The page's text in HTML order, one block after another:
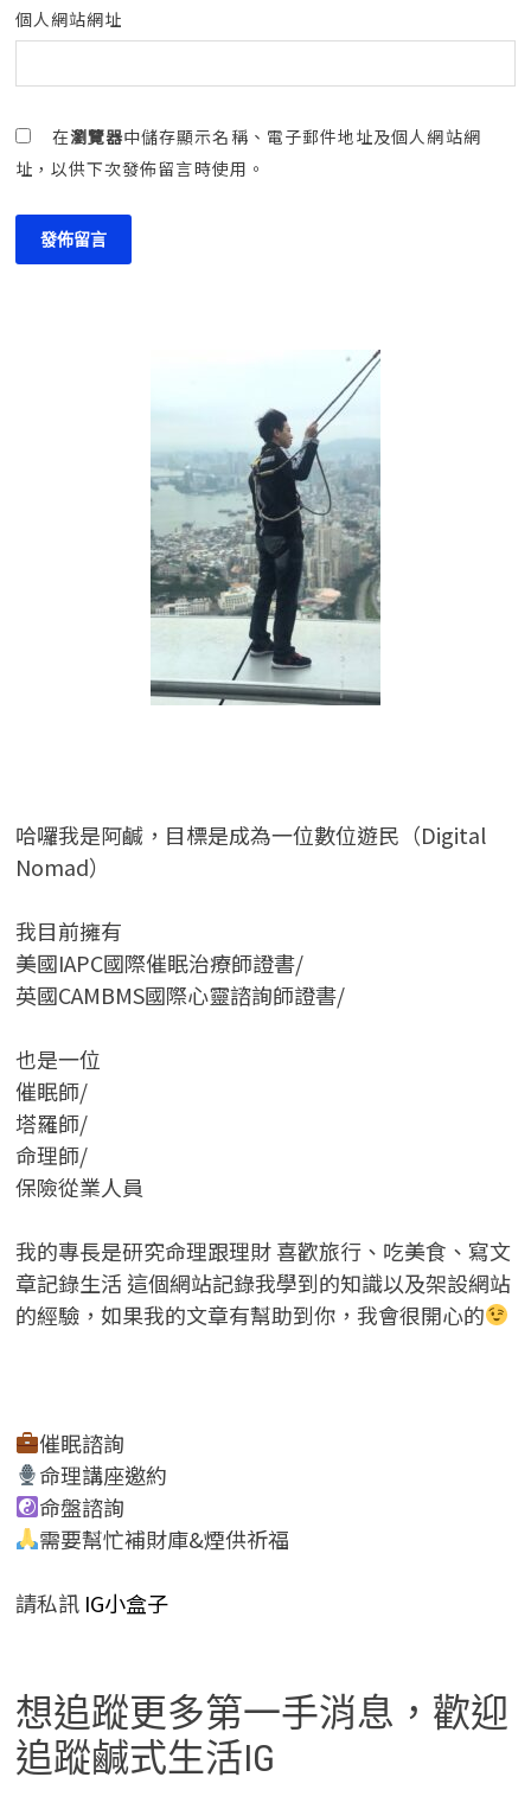
個人網站網址
在瀏覽器中儲存顯示名稱、電子郵件地址及個人網站網
址，以供下次發佈留言時使用。
哈囉我是阿鹹，目標是成為一位數位遊民（Digital
Nomad）
我目前擁有
美國IAPC國際催眠治療師證書/
英國CAMBMS國際心靈諮詢師證書/
也是一位
催眠師/
塔羅師/
命理師/
保險從業人員
我的專長是研究命理跟理財 喜歡旅行、吃美食、寫文
章記錄生活 這個網站記錄我學到的知識以及架設網站
的經驗，如果我的文章有幫助到你，我會很開心的
催眠諮詢
命理講座邀約
命盤諮詢
需要幫忙補財庫&煙供祈福
請私訊IG小盒子
想追蹤更多第一手消息，歡迎
追蹤鹹式生活IG